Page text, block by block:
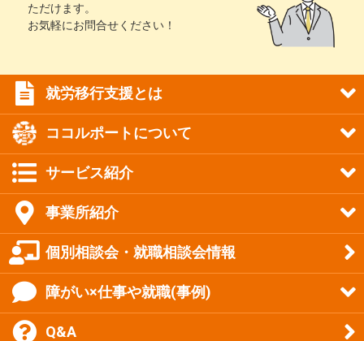
ただけます。
お気軽にお問合せください！
就労移行支援とは
ココルポートについて
サービス紹介
事業所紹介
個別相談会・就職相談会情報
障がい×仕事や就職(事例)
Q&A